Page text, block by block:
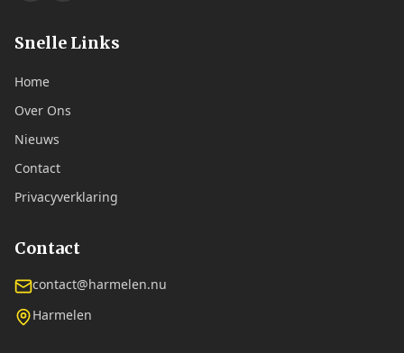
Snelle Links
Home
Over Ons
Nieuws
Contact
Privacyverklaring
Contact
contact@harmelen.nu
Harmelen